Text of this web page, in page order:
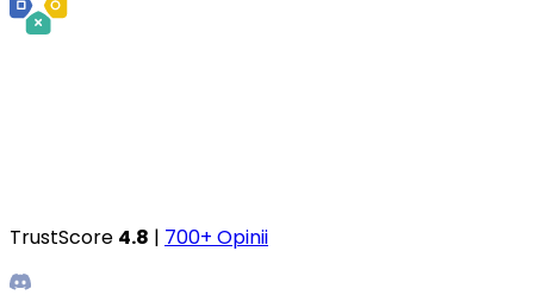
TrustScore 4.8 | 700+ Opinii